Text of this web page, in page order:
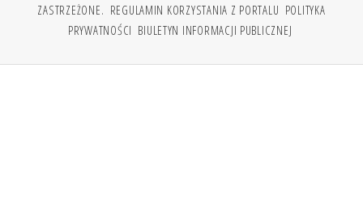
ZASTRZEŻONE. REGULAMIN KORZYSTANIA Z PORTALU POLITYKA
PRYWATNOŚCI BIULETYN INFORMACJI PUBLICZNEJ